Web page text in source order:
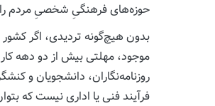
حوزه‌های فرهنگیِ شخصیِ مردم را
بدون هیچ‌گونه تردیدی، اگر
موجود، مهلتی بیش از دو دهه
روزنامه‌نگاران، دانشجویان و
فرآیند فنی یا اداری نیست که